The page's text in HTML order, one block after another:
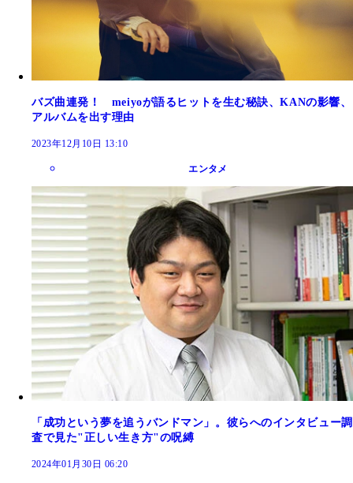
バズ曲連発！ meiyoが語るヒットを生む秘訣、KANの影響、
アルバムを出す理由
2023年12月10日 13:10
エンタメ
「成功という夢を追うバンドマン」。彼らへのインタビュー調
査で見た"正しい生き方"の呪縛
2024年01月30日 06:20